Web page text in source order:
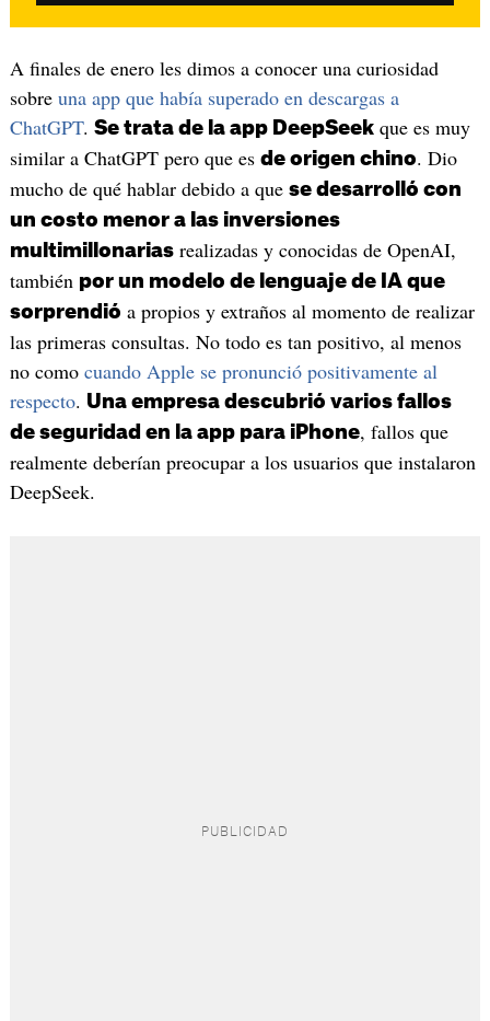
A finales de enero les dimos a conocer una curiosidad
sobre una app que había superado en descargas a
ChatGPT. Se trata de la app DeepSeekque es muy
similar a ChatGPT pero que es de origen chino. Dio
mucho de qué hablar debido a que se desarrolló con
un costo menor a las inversiones
multimillonariasrealizadas y conocidas de OpenAI,
también por un modelo de lenguaje de IA que
sorprendió a propios y extraños al momento de realizar
las primeras consultas. No todo es tan positivo, al menos
no como cuando Apple se pronunció positivamente al
respecto. Una empresa descubrió varios fallos
de seguridad en la app para iPhone, fallos que
realmente deberían preocupar a los usuarios que instalaron
DeepSeek.